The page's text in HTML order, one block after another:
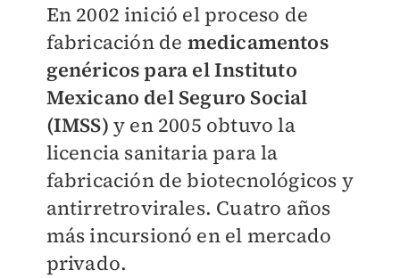
En 2002 inició el proceso de
fabricación de medicamentos
genéricos para el Instituto
Mexicano del Seguro Social
(IMSS) y en 2005 obtuvo la
licencia sanitaria para la
fabricación de biotecnológicos y
antirretrovirales. Cuatro años
más incursionó en el mercado
privado.